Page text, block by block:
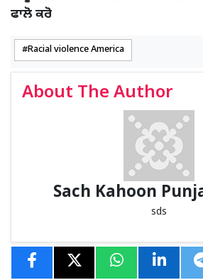
ਫਾਲੋ ਕਰੋ
Racial violence America
About The Author
Sach Kahoon
sds